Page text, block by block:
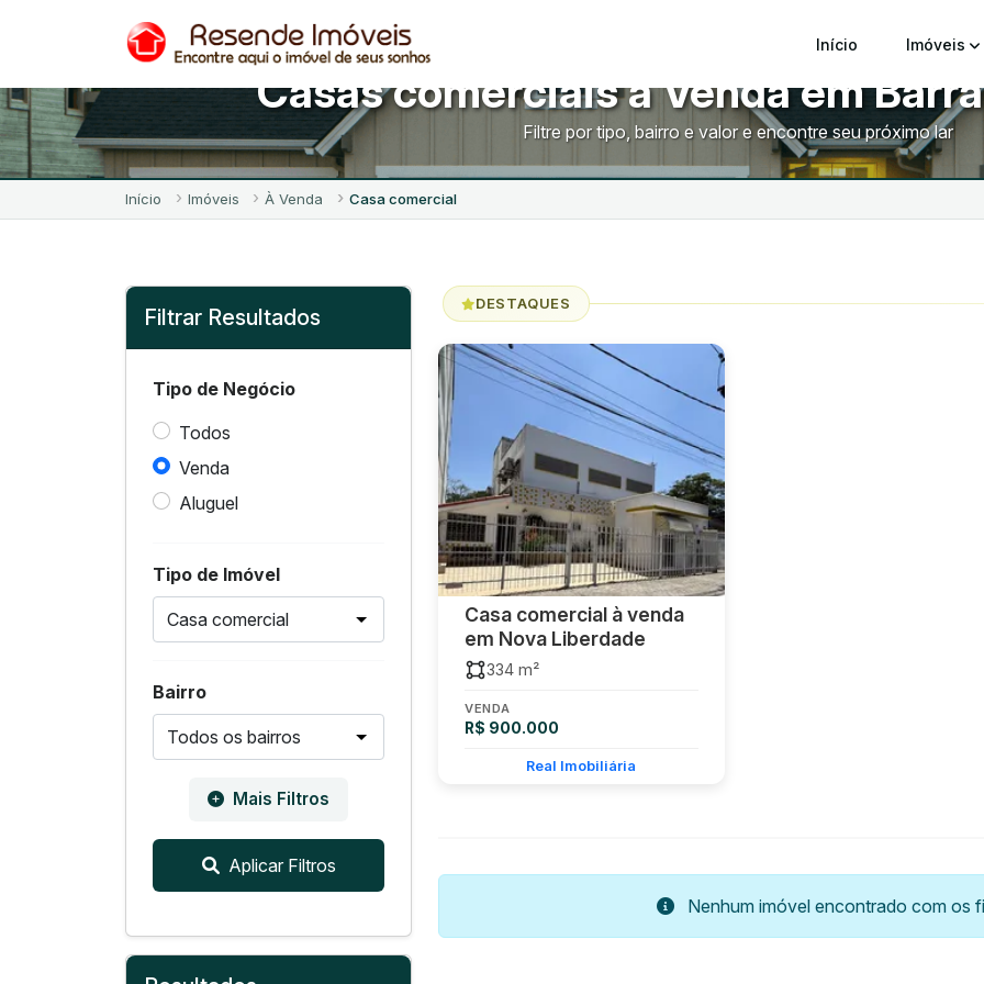
Início Imóveis
Casas comerciais à Venda em
Filtre por tipo, bairro e valor e encontre seu próximo lar
Início Imóveis À Venda Casa comercial
Filtrar Resultados
Tipo de Negócio
Todos
Venda
Aluguel
Tipo de Imóvel
Bairro
Mais Filtros
Aplicar Filtros
DESTAQUES
Casa comercial à venda
em Nova Liberdade
334 m²
VENDA
R$ 900.000
Real Imobiliária
Nenhum imóvel encontrado com os